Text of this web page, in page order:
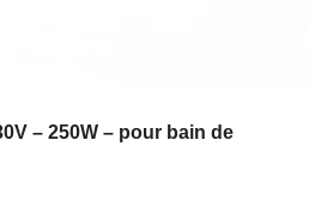
– 250W – pour bain de